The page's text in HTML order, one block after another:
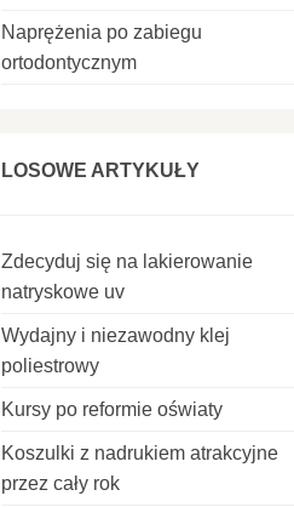
Naprężenia po zabiegu
ortodontycznym
LOSOWE ARTYKUŁY
Zdecyduj się na lakierowanie
natryskowe uv
Wydajny i niezawodny klej
poliestrowy
Kursy po reformie oświaty
Koszulki z nadrukiem atrakcyjne
przez cały rok